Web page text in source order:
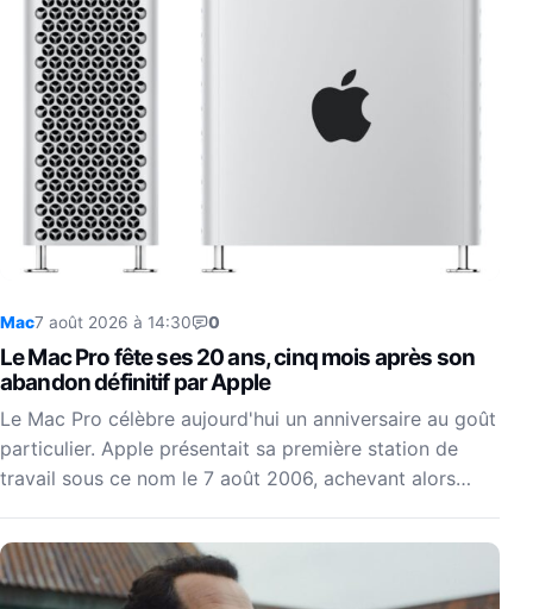
Mac7 août 2026 à 14:30 0
Le Mac Pro fête ses 20 ans, cinq mois après son
abandon définitif par Apple
Le Mac Pro célèbre aujourd'hui un anniversaire au goût
particulier. Apple présentait sa première station de
travail sous ce nom le 7 août 2006, achevant alors…